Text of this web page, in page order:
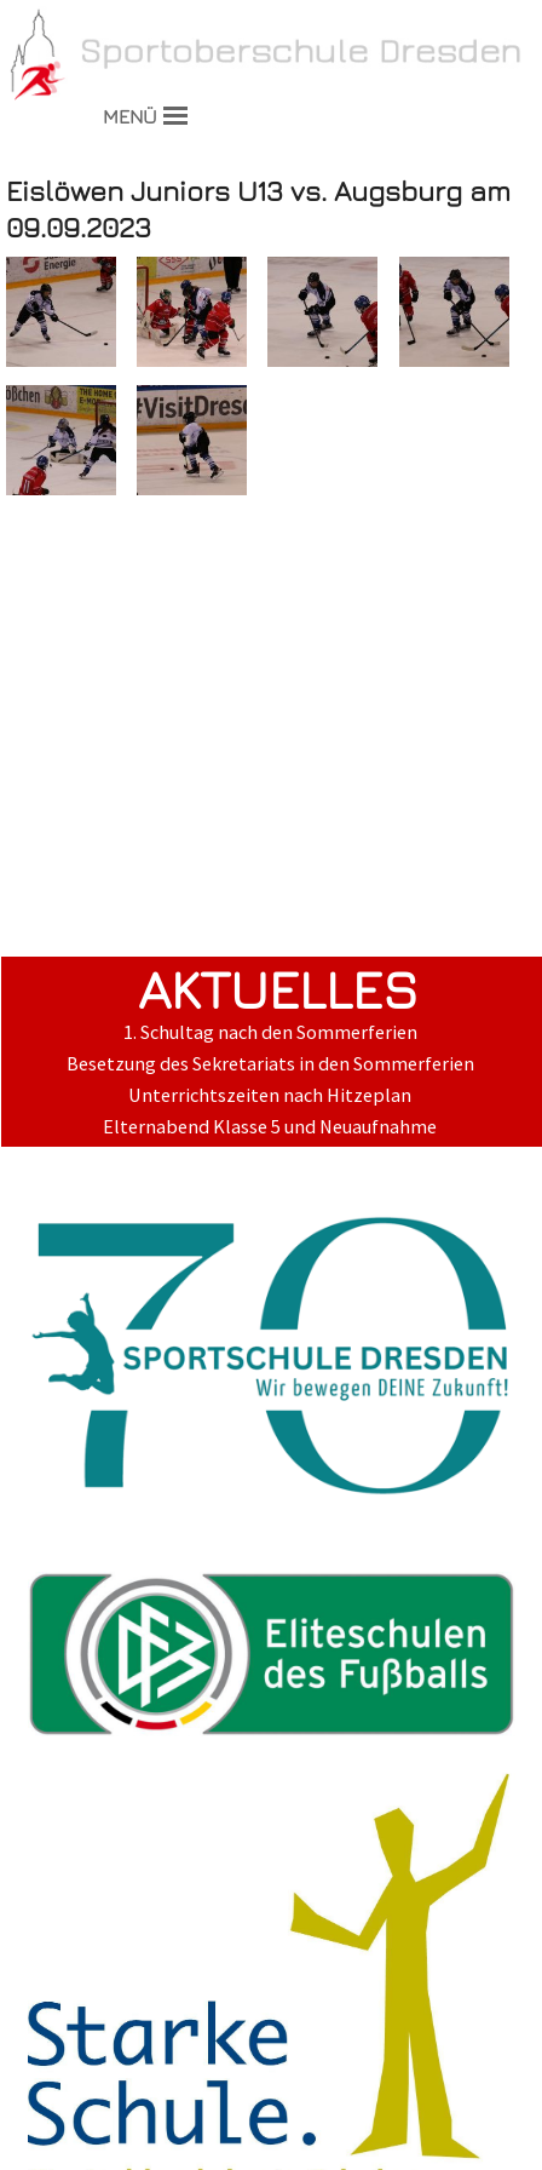
MENÜ
Eislöwen Juniors U13 vs. Augsburg am
09.09.2023
AKTUELLES
1. Schultag nach den Sommerferien
Besetzung des Sekretariats in den Sommerferien
Unterrichtszeiten nach Hitzeplan
Elternabend Klasse 5 und Neuaufnahme